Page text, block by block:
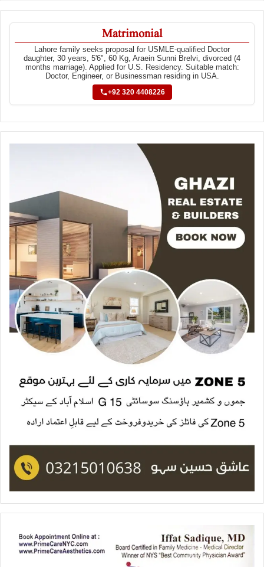
Matrimonial
Lahore family seeks proposal for USMLE-qualified Doctor
daughter, 30 years, 5'6", 60 Kg, Araein Sunni Brelvi, divorced (4
months marriage). Applied for U.S. Residency. Suitable match:
Doctor, Engineer, or Businessman residing in USA.
+92 320 4408226